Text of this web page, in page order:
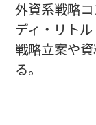
外資系戦略
ディ・リト
戦略立案や
る。